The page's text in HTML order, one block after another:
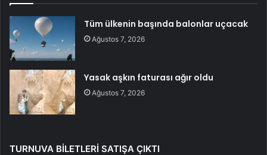
Tüm ülkenin başında balonlar uçacak
Ağustos 7, 2026
Yasak aşkın faturası ağır oldu
Ağustos 7, 2026
TURNUVA BİLETLERİ SATIŞA ÇIKTI